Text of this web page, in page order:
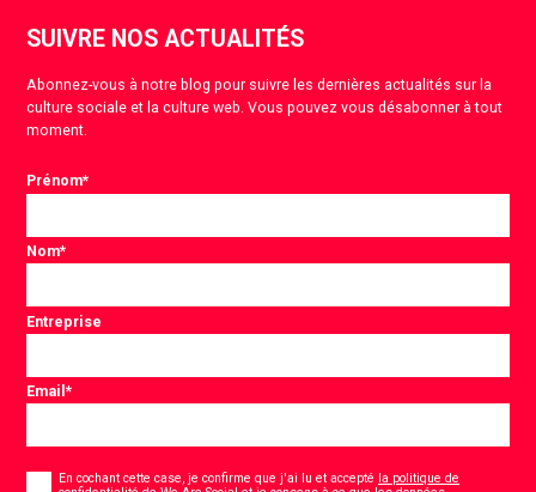
SUIVRE NOS ACTUALITÉS
Abonnez-vous à notre blog pour suivre les dernières actualités sur la
culture sociale et la culture web. Vous pouvez vous désabonner à tout
moment.
Prénom*
Nom*
Entreprise
Email*
Consentement
En cochant cette case, je confirme que j'ai lu et accepté la politique de